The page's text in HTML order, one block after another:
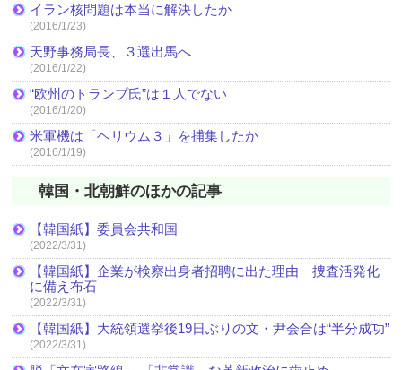
イラン核問題は本当に解決したか
(2016/1/23)
天野事務局長、３選出馬へ
(2016/1/22)
“欧州のトランプ氏”は１人でない
(2016/1/20)
米軍機は「ヘリウム３」を捕集したか
(2016/1/19)
韓国・北朝鮮のほかの記事
【韓国紙】委員会共和国
(2022/3/31)
【韓国紙】企業が検察出身者招聘に出た理由 捜査活発化
に備え布石
(2022/3/31)
【韓国紙】大統領選挙後19日ぶりの文・尹会合は“半分成功”
(2022/3/31)